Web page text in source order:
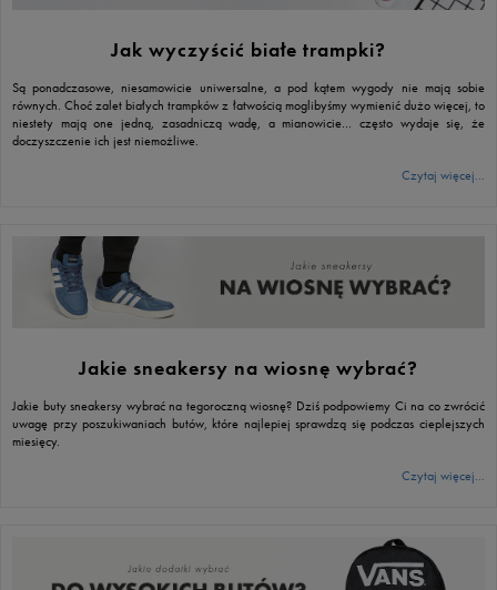
Jak wyczyścić białe trampki?
Są ponadczasowe, niesamowicie uniwersalne, a pod kątem wygody nie mają sobie
równych. Choć zalet białych trampków z łatwością moglibyśmy wymienić dużo więcej, to
niestety mają one jedną, zasadniczą wadę, a mianowicie… często wydaje się, że
doczyszczenie ich jest niemożliwe.
Czytaj więcej...
Jakie sneakersy na wiosnę wybrać?
Jakie buty sneakersy wybrać na tegoroczną wiosnę? Dziś podpowiemy Ci na co zwrócić
uwagę przy poszukiwaniach butów, które najlepiej sprawdzą się podczas cieplejszych
miesięcy.
Czytaj więcej...